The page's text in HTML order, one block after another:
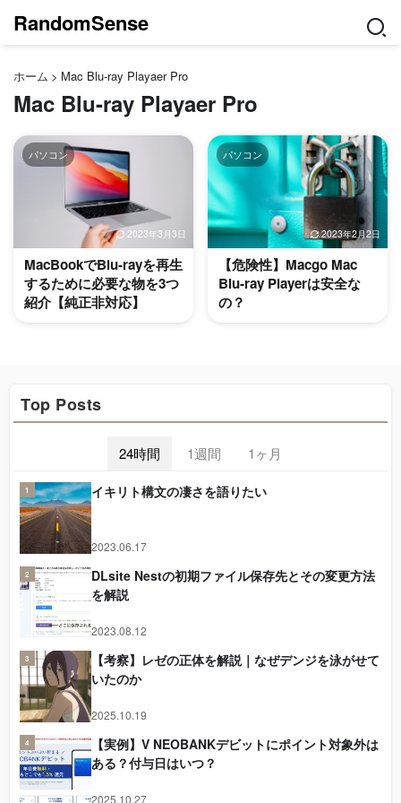
RandomSense
ホーム > Mac Blu-ray Playaer Pro
Mac Blu-ray Playaer Pro
パソコン
2023年3月3日
MacBookでBlu-rayを再生
するために必要な物を3つ
紹介【純正非対応】
パソコン
2023年2月2日
【危険性】Macgo Mac
Blu-ray Playerは安全な
の？
Top Posts
24時間 1週間 1ヶ月
1 イキリト構文の凄さを語りたい
2023.06.17
2
DLsite Nestの初期ファイル保存先とその変更方法
を解説
2023.08.12
3
【考察】レゼの正体を解説｜なぜデンジを泳がせて
いたのか
2025.10.19
4
【実例】V NEOBANKデビットにポイント対象外は
ある？付与日はいつ？
2025.10.27